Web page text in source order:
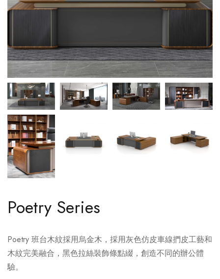
Poetry Series
Poetry 班台木紋採用烏金木，採用灰色仿皮車線捫皮工藝和
木紋完美融合，黑色拉絲裝飾條點綴，創造不同的辦公體
驗。